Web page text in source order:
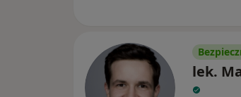
lek.